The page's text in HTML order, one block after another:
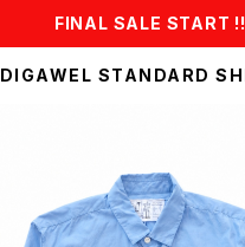
FINAL SALE START !!
DIGAWEL STANDARD SHIRT1 |